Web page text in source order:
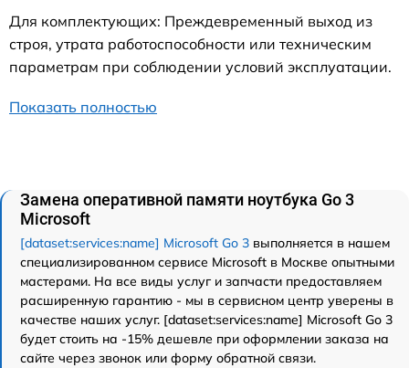
Для комплектующих: Преждевременный выход из
строя, утрата работоспособности или техническим
параметрам при соблюдении условий эксплуатации.
Показать полностью
Замена оперативной памяти ноутбука Go 3
Microsoft
[dataset:services:name] Microsoft Go 3 выполняется в нашем
специализированном сервисе Microsoft в Москве опытными
мастерами. На все виды услуг и запчасти предоставляем
расширенную гарантию - мы в сервисном центр уверены в
качестве наших услуг. [dataset:services:name] Microsoft Go 3
будет стоить на -15% дешевле при оформлении заказа на
сайте через звонок или форму обратной связи.